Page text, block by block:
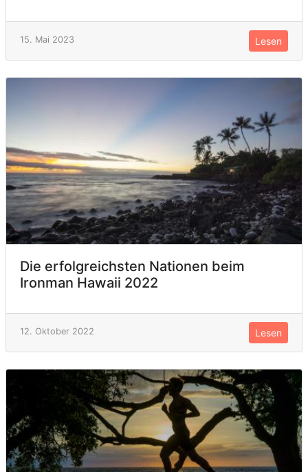
15. Mai 2023 Lesen
Die erfolgreichsten Nationen beim
Ironman Hawaii 2022
12. Oktober 2022 Lesen